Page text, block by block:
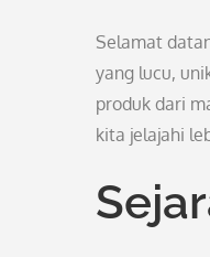
Selamat
yang lucu,
produk dari
kita jelajahi